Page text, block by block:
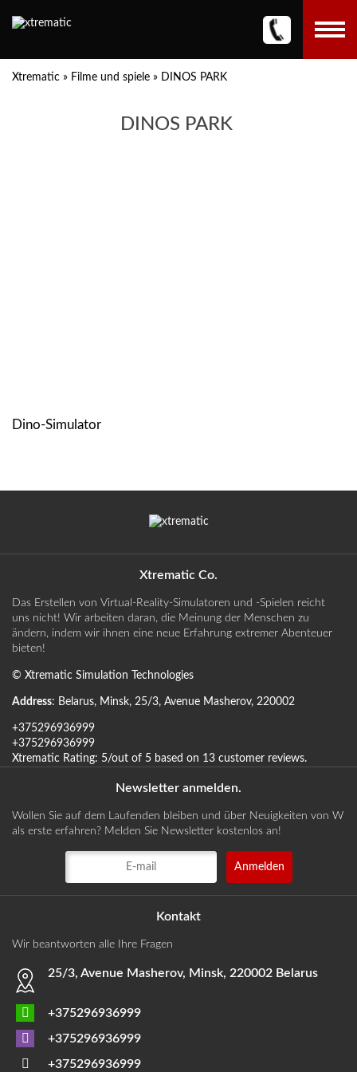
Xtrematic » Filme und spiele » DINOS PARK
DINOS PARK
Dino-Simulator
Xtrematic Co.
Das Erstellen von Virtual-Reality-Simulatoren und -Spielen reicht
uns nicht! Wir arbeiten daran, die Meinung der Menschen zu
ändern, indem wir ihnen eine neue Erfahrung extremer Abenteuer
bieten!
© Xtrematic Simulation Technologies
Address: Belarus, Minsk, 25/3, Avenue Masherov, 220002
+375296936999
+375296936999
Xtrematic Rating: 5/out of 5 based on 13 customer reviews.
Newsletter anmelden.
Wollen Sie auf dem Laufenden bleiben und über Neuigkeiten von W
als erste erfahren? Melden Sie Newsletter kostenlos an!
Kontakt
Wir beantworten alle Ihre Fragen
25/3, Avenue Masherov, Minsk, 220002 Belarus
+375296936999
+375296936999
+375296936999